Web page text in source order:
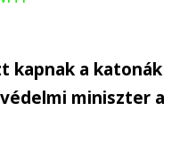
kapnak a katonák
miniszter a